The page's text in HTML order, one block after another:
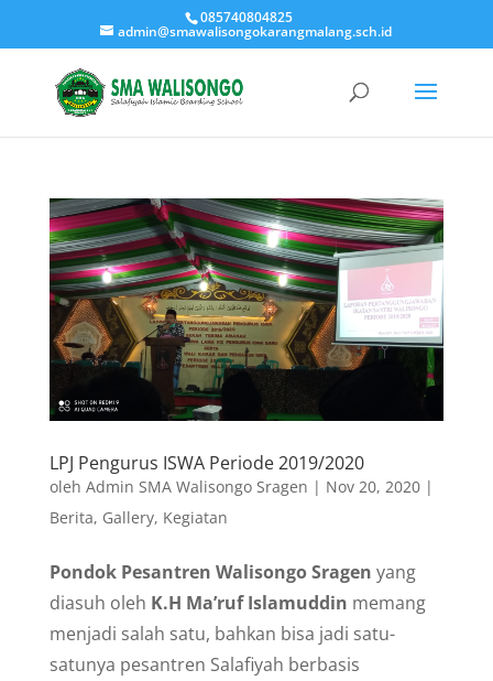
085740804825
admin@smawalisongokarangmalang.sch.id
LPJ Pengurus ISWA Periode 2019/2020
oleh Admin SMA Walisongo Sragen | Nov 20, 2020|
Berita, Gallery, Kegiatan
Pondok Pesantren Walisongo Sragen yang
diasuh oleh K.H Ma’ruf Islamuddin memang
menjadi salah satu, bahkan bisa jadi satu-
satunya pesantren Salafiyah berbasis